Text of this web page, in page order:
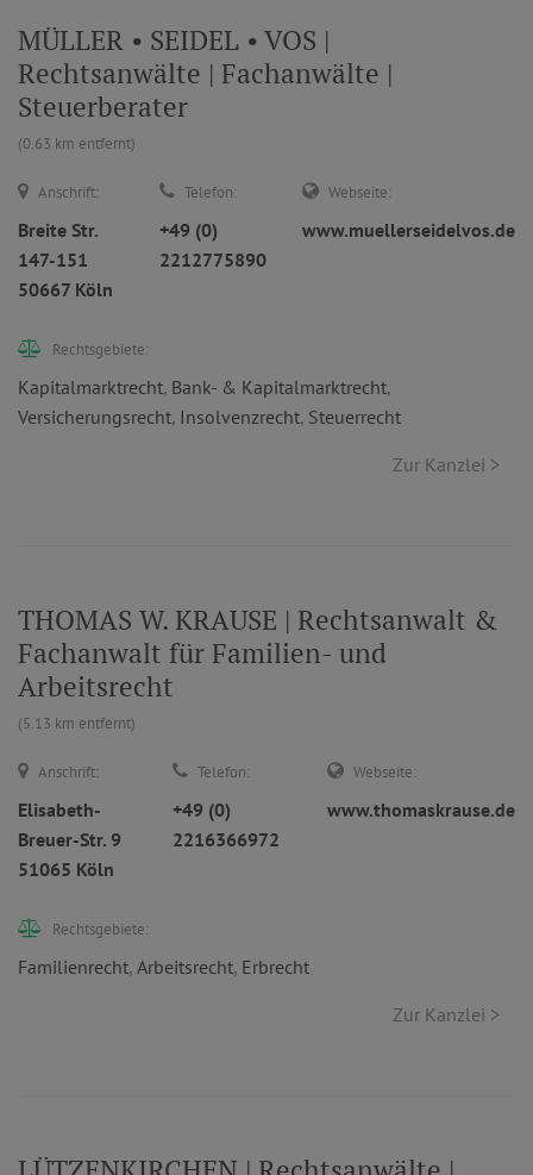
MÜLLER • SEIDEL • VOS |
Rechtsanwälte | Fachanwälte |
Steuerberater
(0.63 km entfernt)
Anschrift:
Breite Str.
147-151
50667 Köln
Telefon:
+49 (0)
2212775890
Webseite:
www.muellerseidelvos.de
Rechtsgebiete:
Kapitalmarktrecht, Bank- & Kapitalmarktrecht,
Versicherungsrecht, Insolvenzrecht, Steuerrecht
Zur Kanzlei >
THOMAS W. KRAUSE | Rechtsanwalt &
Fachanwalt für Familien- und
Arbeitsrecht
(5.13 km entfernt)
Anschrift:
Elisabeth-
Breuer-Str. 9
51065 Köln
Telefon:
+49 (0)
2216366972
Webseite:
www.thomaskrause.de
Rechtsgebiete:
Familienrecht, Arbeitsrecht, Erbrecht
Zur Kanzlei >